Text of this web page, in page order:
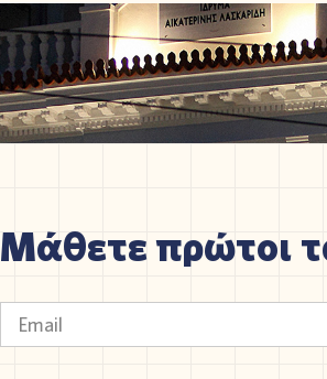
Μάθετε πρώτοι